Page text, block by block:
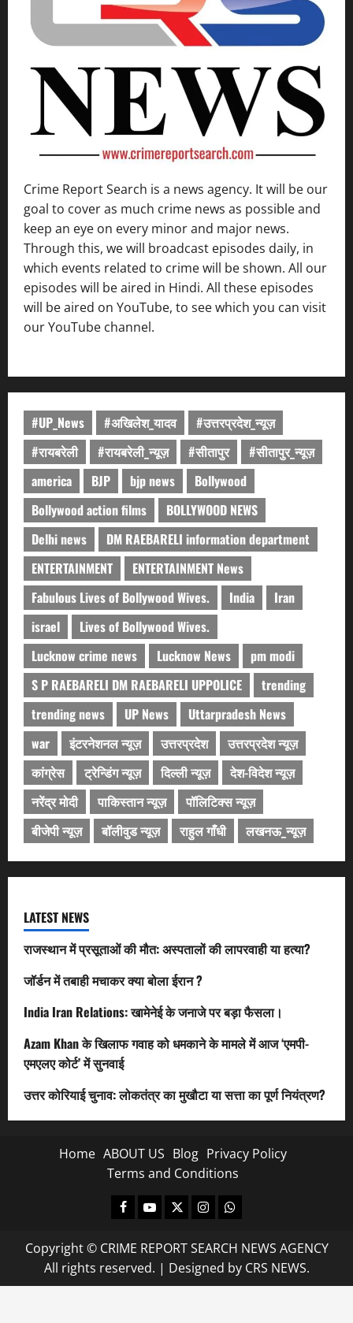
Crime Report Search is a news agency. It will be our
goal to cover as much crime news as possible and
keep an eye on every minor and major news.
Through this, we will broadcast episodes daily, in
which events related to crime will be shown. All our
episodes will be aired in Hindi. All these episodes
will be aired on YouTube, to see which you can visit
our YouTube channel.
#UP_News #अखिलेश_यादव
#उत्तरप्रदेश_न्यूज़
#रायबरेली
#रायबरेली_न्यूज़ #सीतापुर
#सीतापुर_न्यूज़
america
BJP bjp news
Bollywood
Bollywood action films
BOLLYWOOD NEWS
Delhi news
DM RAEBARELI information department
ENTERTAINMENT
ENTERTAINMENT News
Fabulous Lives of Bollywood Wives.
India
Iran
israel
Lives of Bollywood Wives.
Lucknow crime news
Lucknow News
pm modi
S P RAEBARELI DM RAEBARELI UPPOLICE
trending
trending news
UP News
Uttarpradesh News
war
इंटरनेशनल न्यूज़ उत्तरप्रदेश
उत्तरप्रदेश न्यूज़
कांग्रेस
ट्रेन्डिंग न्यूज़ दिल्ली न्यूज़
देश-विदेश न्यूज़
नरेंद्र मोदी
पाकिस्तान न्यूज़
पॉलिटिक्स न्यूज़
बीजेपी न्यूज़
बॉलीवुड न्यूज़ राहुल गाँधी लखनऊ_न्यूज़
LATEST NEWS
राजस्थान में प्रसूताओं की मौत: अस्पतालों की लापरवाही या हत्या?
जॉर्डन में तबाही मचाकर क्या बोला ईरान ?
India Iran Relations: खामेनेई के जनाजे पर बड़ा फैसला।
Azam Khan के खिलाफ गवाह को धमकाने के मामले में आज ‘एमपी-
एमएलए कोर्ट’ में सुनवाई
उत्तर कोरियाई चुनाव: लोकतंत्र का मुखौटा या सत्ता का पूर्ण नियंत्रण?
Home ABOUT US Blog Privacy Policy
Terms and Conditions
Facebook
Youtube
X InstagramWhatsapp
Copyright © CRIME REPORT SEARCH NEWS AGENCY
All rights reserved. | Designed by CRS NEWS.